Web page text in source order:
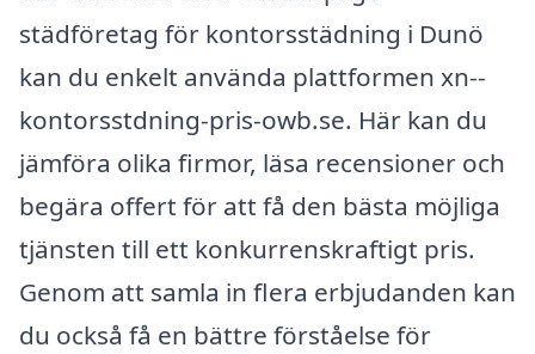
städföretag för kontorsstädning i Dunö
kan du enkelt använda plattformen xn--
kontorsstdning-pris-owb.se. Här kan du
jämföra olika firmor, läsa recensioner och
begära offert för att få den bästa möjliga
tjänsten till ett konkurrenskraftigt pris.
Genom att samla in flera erbjudanden kan
du också få en bättre förståelse för